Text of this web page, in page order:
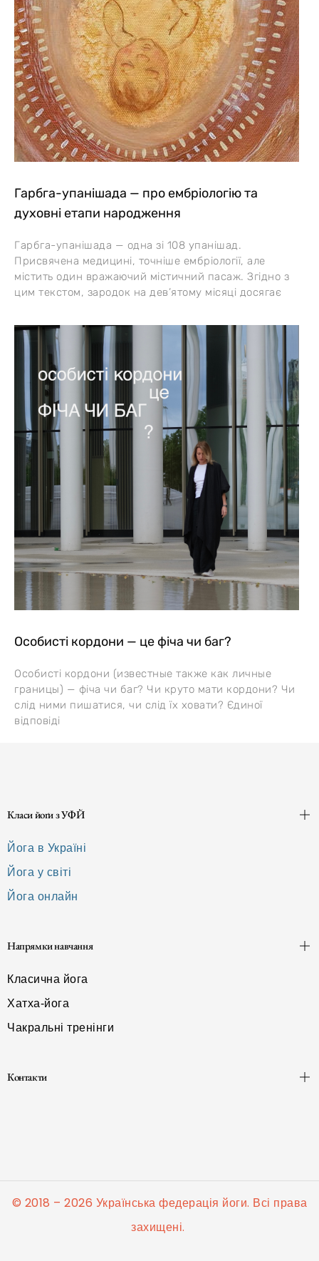
Гарбга-упанішада — про ембріологію та
духовні етапи народження
Гарбга-упанішада — одна зі 108 упанішад.
Присвячена медицині, точніше ембріології, але
містить один вражаючий містичний пасаж. Згідно з
цим текстом, зародок на дев’ятому місяці досягає
Особисті кордони — це фіча чи баг?
Особисті кордони (известные также как личные
границы) — фіча чи баг? Чи круто мати кордони? Чи
слід ними пишатися, чи слід їх ховати? Єдиної
відповіді
Класи йоґи з УФЙ
Йога в Україні
Йога у світі
Йога онлайн
Напрямки навчання
Класична йога
Хатха-йога
Чакральні тренінги
Контакти
© 2018 – 2026 Українська федерація йоги. Всі права
захищені.